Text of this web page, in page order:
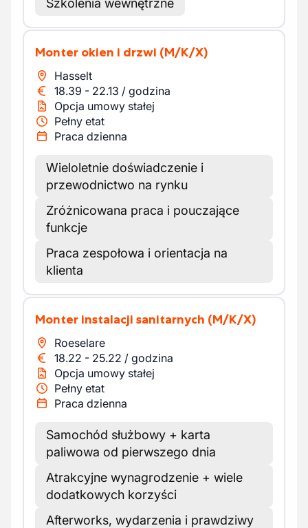
Szkolenia wewnętrzne
Monter okien i drzwi (M/K/X)
Hasselt
18.39 - 22.13 / godzina
Opcja umowy stałej
Pełny etat
Praca dzienna
Wieloletnie doświadczenie i
przewodnictwo na rynku
Zróżnicowana praca i pouczające
funkcje
Praca zespołowa i orientacja na
klienta
Monter instalacji sanitarnych (M/K/X)
Roeselare
18.22 - 25.22 / godzina
Opcja umowy stałej
Pełny etat
Praca dzienna
Samochód służbowy + karta
paliwowa od pierwszego dnia
Atrakcyjne wynagrodzenie + wiele
dodatkowych korzyści
Afterworks, wydarzenia i prawdziwy